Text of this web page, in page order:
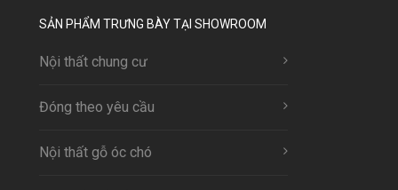
SẢN PHẨM TRƯNG BÀY TẠI SHOWROOM
Nội thất chung cư
Đóng theo yêu cầu
Nội thất gỗ óc chó